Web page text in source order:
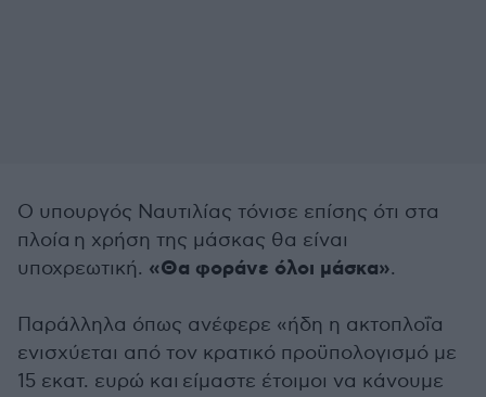
Ο υπουργός Ναυτιλίας τόνισε επίσης ότι στα
πλοία η χρήση της μάσκας θα είναι
υποχρεωτική. «Θα φοράνε όλοι μάσκα».
Παράλληλα όπως ανέφερε «ήδη η ακτοπλοΐα
ενισχύεται από τον κρατικό προϋπολογισμό με
15 εκατ. ευρώ και είμαστε έτοιμοι να κάνουμε